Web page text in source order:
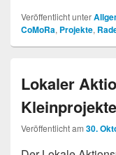
Veröffentlicht unter
CoMoRa, Projekte,
Lokaler
Kleinprojekte
Veröffentlicht am 30.